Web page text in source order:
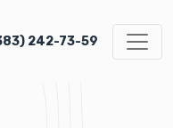
242-73-59